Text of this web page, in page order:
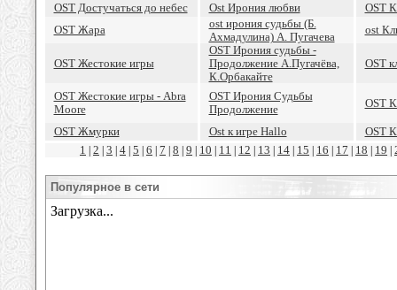
OST Достучаться до небес
Ost Ирония любви
OST
OST Жара
ost ирония судьбы (Б.
Ахмадулина) А. Пугачева
ost
OST Жестокие игры
OST Ирония судьбы -
Продолжение А.Пугачёва,
К.Орбакайте
OST
OST Жестокие игры - Abra
Moore
OST Ирония Судьбы
Продолжение
OST
OST Жмурки Ost к игре Hallo
OST
1 2 3 4 5 6 7 8 9 10 11 12 13 14 15 16 17 18 19
Популярное в сети